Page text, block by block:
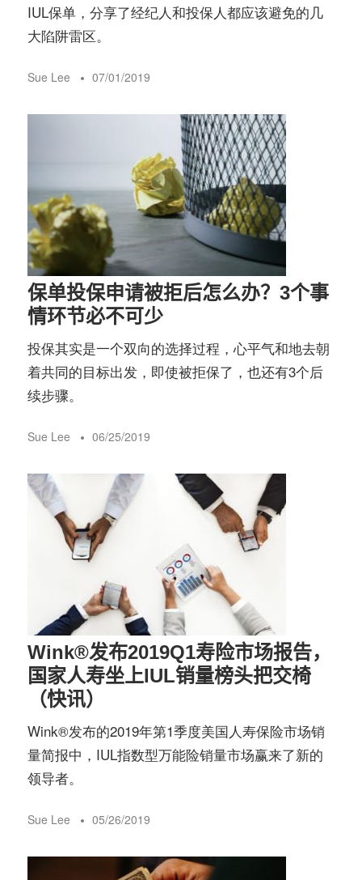
IUL保单，分享了经纪人和投保人都应该避免的几
大陷阱雷区。
Sue Lee 07/01/2019
保单投保申请被拒后怎么办？3个事
情环节必不可少
投保其实是一个双向的选择过程，心平气和地去朝
着共同的目标出发，即使被拒保了，也还有3个后
续步骤。
Sue Lee 06/25/2019
Wink®️发布2019Q1寿险市场报告，
国家人寿坐上IUL销量榜头把交椅
（快讯）
Wink®️发布的2019年第1季度美国人寿保险市场销
量简报中，IUL指数型万能险销量市场赢来了新的
领导者。
Sue Lee 05/26/2019